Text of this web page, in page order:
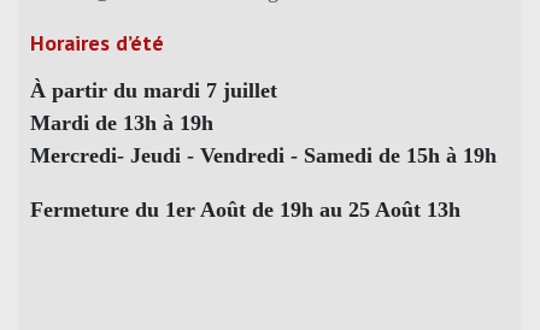
Horaires d’été
À partir du mardi 7 juillet
Mardi de 13h à 19h
Mercredi- Jeudi - Vendredi - Samedi de 15h à 19h
Fermeture du 1er Août de 19h au 25 Août 13h